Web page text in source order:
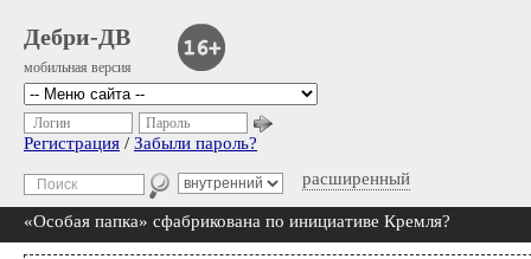
Дебри-ДВ
мобильная версия
расширенный
Логин Пароль
Регистрация / Забыли пароль?
«Особая папка» сфабрикована по инициативе Кремля?